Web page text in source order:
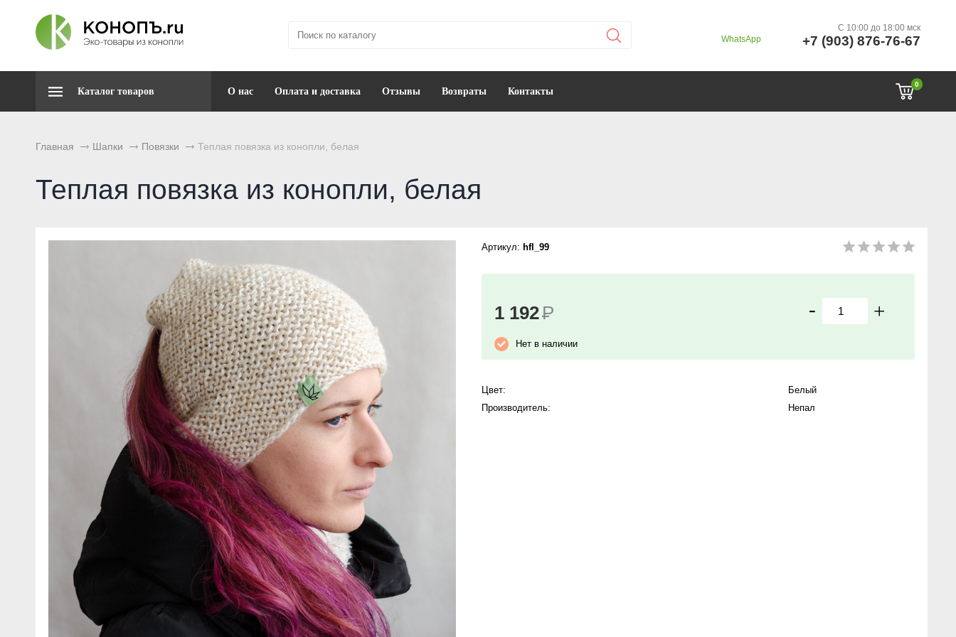
WhatsApp
C 10:00 до 18:00 мск
+7 (903) 876-76-67
0
Каталог товаров О нас Оплата и доставка Отзывы Возвраты Контакты
Главная Шапки Повязки Теплая повязка из конопли, белая
Теплая повязка из конопли, белая
Артикул: hfl_99
- +
1 192Р
Нет в наличии
Цвет:
Белый
Производитель:
Непал